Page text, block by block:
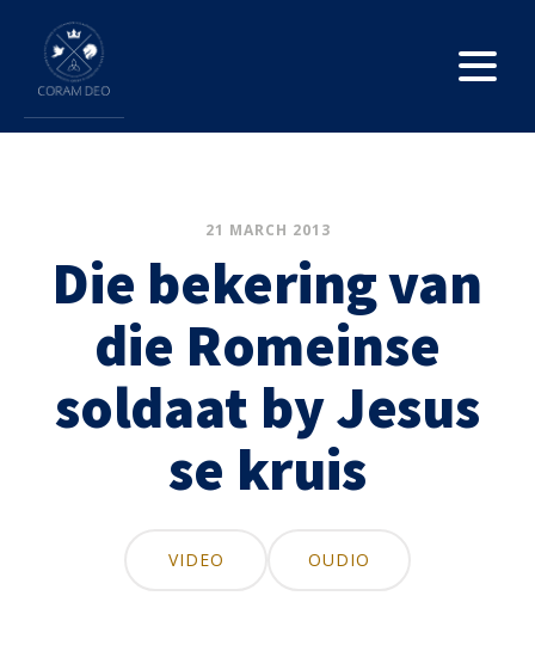
21 MARCH 2013
Die bekering van
die Romeinse
soldaat by Jesus
se kruis
VIDEO OUDIO